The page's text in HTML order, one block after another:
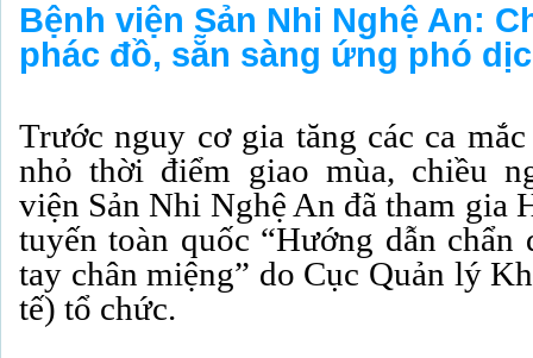
Bệnh viện Sản Nhi Nghệ An:
phác đồ, sẵn sàng ứng phó
Trước nguy cơ gia tăng các ca
nhỏ thời điểm giao mùa, chiều
viện Sản Nhi Nghệ An đã tham gia
tuyến toàn quốc “Hướng dẫn
tay chân miệng” do Cục Quản lý
tế) tổ chức.